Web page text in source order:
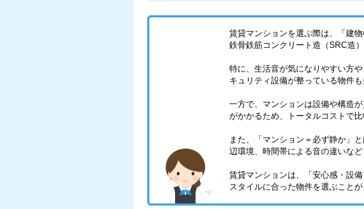
賃貸マンションを選ぶ際は、「建
鉄骨鉄筋コンクリート造（SRC造
特に、生活音が気になりやすい方
キュリティ設備が整っている物件
一方で、マンションは設備や構造
がかかるため、トータルコストで比
また、「マンション＝必ず静か」
辺環境、時間帯による音の違いなど
賃貸マンションは、「安心感・設
スタイルに合った物件を選ぶこと